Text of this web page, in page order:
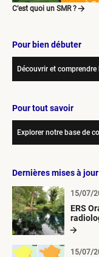
C’est quoi un SMR ?
Pour bien débuter
Découvrir et
Pour tout savoir
Explorer notre base de
Dernières mises à jour
ERS
15/07/
15/07/